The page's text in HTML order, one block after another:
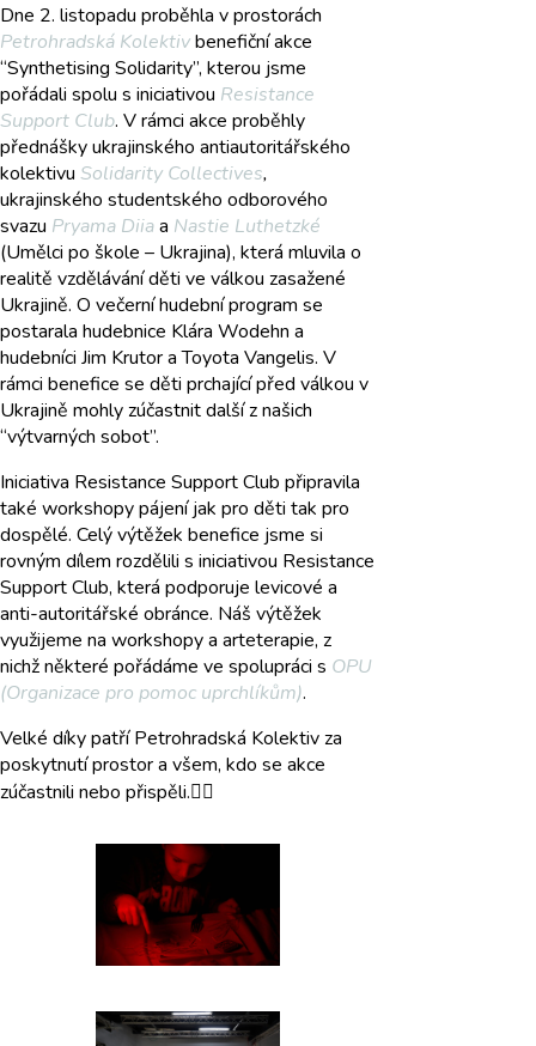
Dne 2. listopadu proběhla v prostorách
Petrohradská Kolektivbenefiční akce
“Synthetising Solidarity”, kterou jsme
pořádali spolu s iniciativou Resistance
Support Club. V rámci akce proběhly
přednášky ukrajinského antiautoritářského
kolektivu Solidarity Collectives,
ukrajinského studentského odborového
svazu Pryama Diiaa Nastie Luthetzké
(Umělci po škole – Ukrajina), která mluvila o
realitě vzdělávání děti ve válkou zasažené
Ukrajině. O večerní hudební program se
postarala hudebnice Klára Wodehn a
hudebníci Jim Krutor a Toyota Vangelis. V
rámci benefice se děti prchající před válkou v
Ukrajině mohly zúčastnit další z našich
“výtvarných sobot”.
Iniciativa Resistance Support Club připravila
také workshopy pájení jak pro děti tak pro
dospělé. Celý výtěžek benefice jsme si
rovným dílem rozdělili s iniciativou Resistance
Support Club, která podporuje levicové a
anti-autoritářské obránce. Náš výtěžek
využijeme na workshopy a arteterapie, z
nichž některé pořádáme ve spolupráci s OPU
(Organizace pro pomoc uprchlíkům).
Velké díky patří Petrohradská Kolektiv za
poskytnutí prostor a všem, kdo se akce
zúčastnili nebo přispěli.❤️‍🔥